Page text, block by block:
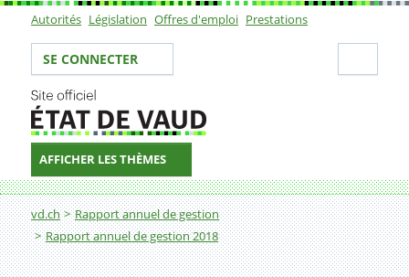
Sous-navigation
Autorités Législation Offres d'emploi Prestations
Votre identité
SE CONNECTER
AFFICHER LES THÈMES
Fil d'Ariane
vd.ch
Rapport annuel de gestion
Rapport annuel de gestion 2018
Département de l'économie, de l'innovation et du